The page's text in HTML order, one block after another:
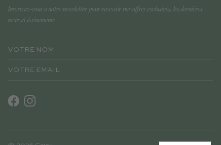
Inscrivez-vous à notre newsletter pour recevoir nos offres exclusives, les dernières
news et événements.
FacebookInstagram